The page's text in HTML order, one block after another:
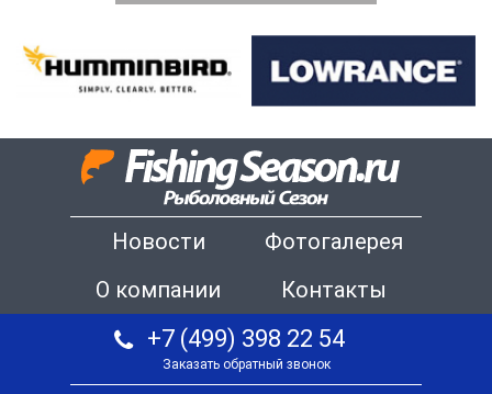
Новости
Фотогалерея
О компании
Контакты
+7 (499) 398 22 54
Заказать обратный звонок